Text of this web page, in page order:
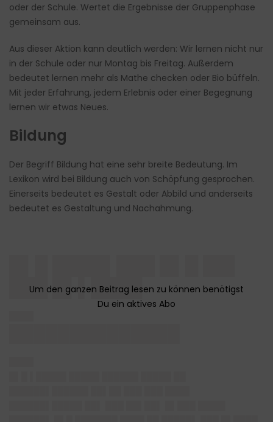
oder der Schule. Wertet die Ergebnisse der Gruppenphase
gemeinsam aus.
Aus dieser Aktion kann deutlich werden: Wir lernen nicht nur
in der Schule oder nur Montag bis Freitag. Außerdem
bedeutet lernen mehr als Mathe checken oder Bio büffeln.
Mit jeder Erfahrung, jedem Erlebnis oder einer Begegnung
lernen wir etwas Neues.
Bildung
Der Begriff Bildung hat eine sehr breite Bedeutung. Im
Lexikon wird bei Bildung auch von Schöpfung gesprochen.
Einerseits bedeutet es Gestalt oder Abbild und anderseits
bedeutet es Gestaltung und Nachahmung.
███ █▌▌████